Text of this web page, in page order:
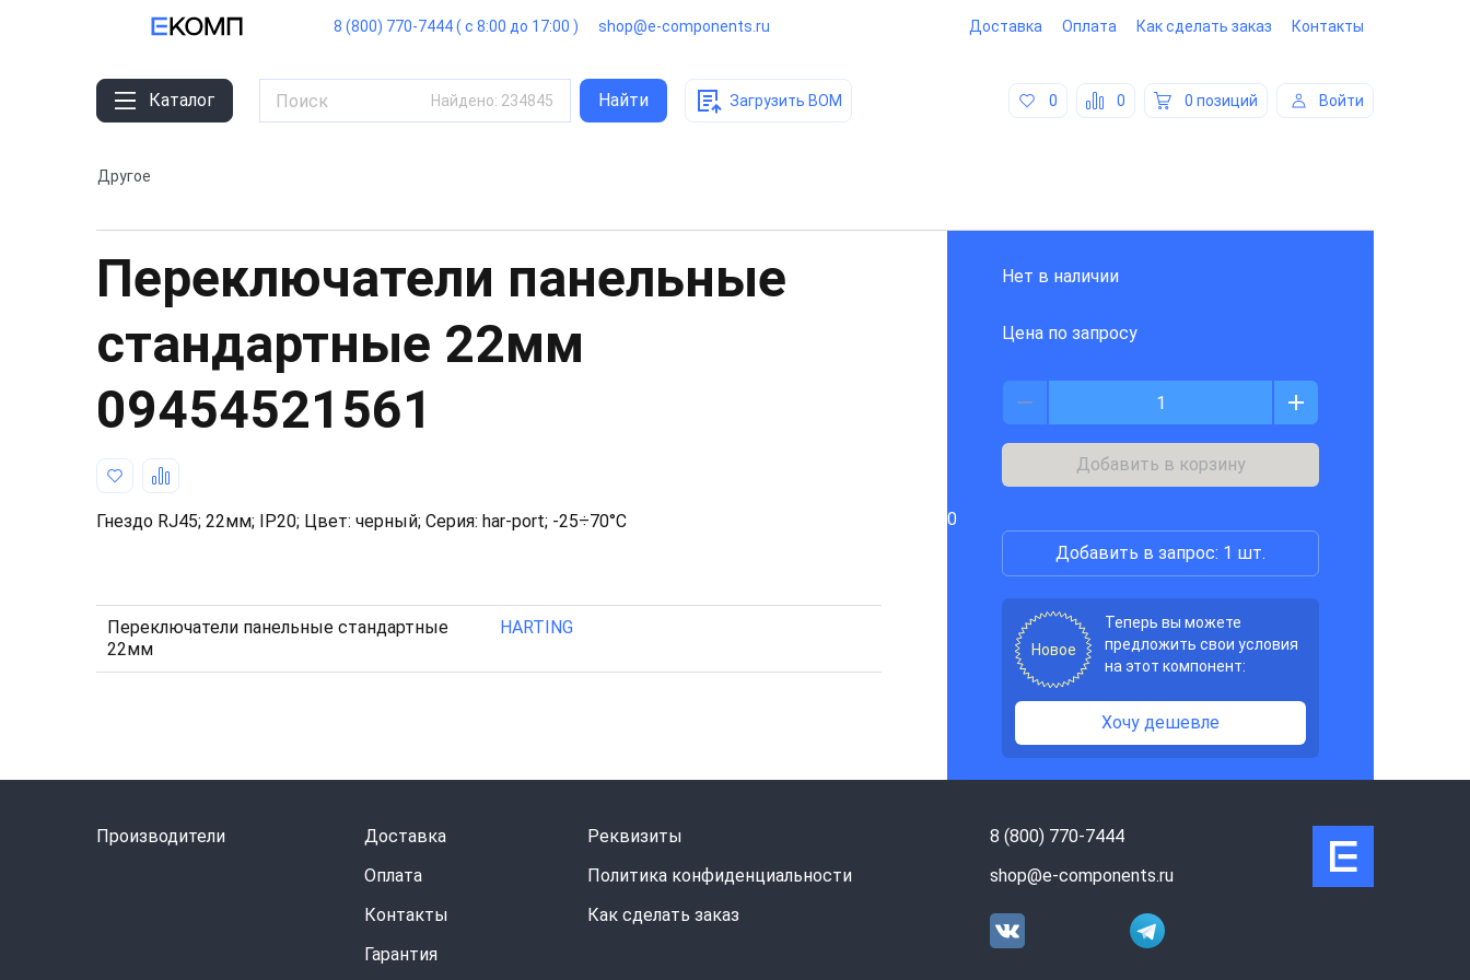
8 (800) 770-7444 ( с 8:00 до 17:00 ) shop@e-components.ru Доставка Оплата Как сделать заказ Контакты
Каталог Найдено: 234845 Найти Загрузить BOM 0 0 0 позиций Войти
Другое
Переключатели панельные
стандартные 22мм
09454521561
Гнездо RJ45; 22мм; IP20; Цвет: черный; Серия: har-port; -25÷70°C
Переключатели панельные стандартные
22мм
HARTING
Нет в наличии
Цена по запросу
Добавить в корзину
0
Добавить в запрос: 1 шт.
Новое
Теперь вы можете
предложить свои условия
на этот компонент:
Хочу дешевле
Производители
Доставка
Оплата
Контакты
Гарантия
Реквизиты
Политика конфиденциальности
Как сделать заказ
8 (800) 770-7444
shop@e-components.ru